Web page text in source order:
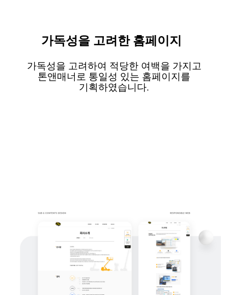
가독성을고려한 홈페이지
가독성을 고려하여 적당한 여백을 가지고
톤앤매너로 통일성 있는 홈페이지를
기획하였습니다.